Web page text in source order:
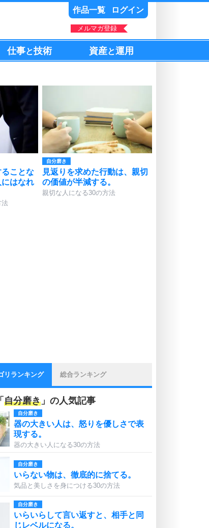
作品一覧 ログイン
メルマガ登録
仕事と技術 資産と運用
ことな
にはなれ
法
自分磨き
見返りを求めた行動は、親切
の価値が半減する。
親切な人になる30の方法
リランキング 総合ランキング
「 自分磨き 」の人気記事
自分磨き
器の大きい人は、怒りを優しさで表
現する。
器の大きい人になる30の方法
自分磨き
いらない物は、徹底的に捨てる。
気品と美しさを身につける30の方法
自分磨き
いらいらして言い返すと、相手と同
じレベルになる。